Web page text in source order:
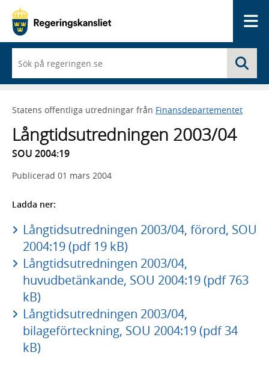
du
börjar
skriva
framträder
lista
med
sökförslag
Statens offentliga utredningar från Finansdepartementet
Långtidsutredningen 2003/04
SOU 2004:19
Publicerad 01 mars 2004
Ladda ner:
Långtidsutredningen 2003/04, förord, SOU
2004:19 (pdf 19 kB)
Långtidsutredningen 2003/04,
huvudbetänkande, SOU 2004:19 (pdf 763
kB)
Långtidsutredningen 2003/04,
bilageförteckning, SOU 2004:19 (pdf 34
kB)